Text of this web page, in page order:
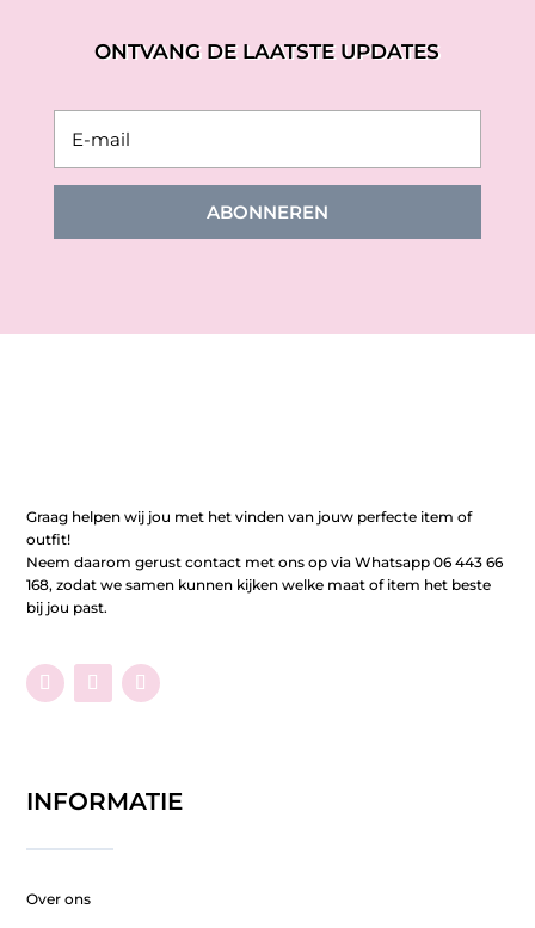
ONTVANG DE LAATSTE UPDATES
ABONNEREN
Graag helpen wij jou met het vinden van jouw perfecte item of
outfit!
Neem daarom gerust contact met ons op via Whatsapp 06 443 66
168, zodat we samen kunnen kijken welke maat of item het beste
bij jou past.
INFORMATIE
Over ons